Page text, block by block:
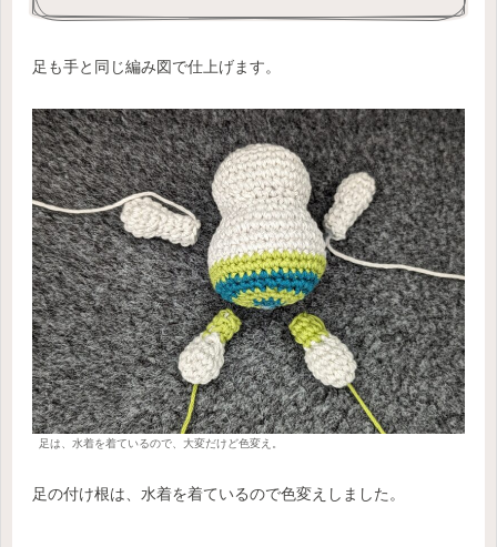
足も手と同じ編み図で仕上げます。
足は、水着を着ているので、大変だけど色変え。
足の付け根は、水着を着ているので色変えしました。